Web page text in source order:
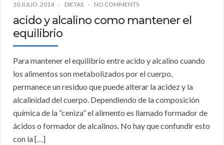
10 JULIO, 2014 DIETAS NO COMMENTS
acido y alcalino como mantener el
equilibrio
Para mantener el equilibrio entre acido y alcalino cuando
los alimentos son metabolizados por el cuerpo,
permanece un residuo que puede alterar la acidez y la
alcalinidad del cuerpo. Dependiendo de la composición
química de la “ceniza” el alimento es llamado formador de
ácidos o formador de alcalinos. No hay que confundir esto
con la […]